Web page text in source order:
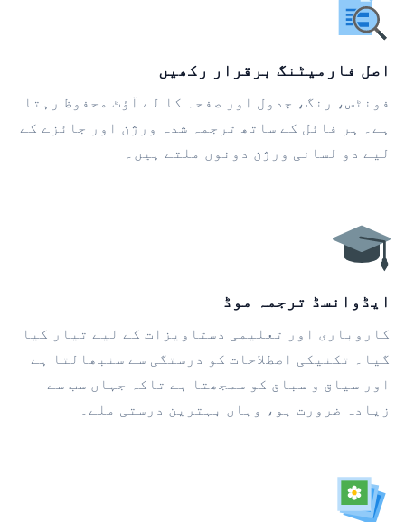
اصل فارمیٹنگ برقرار رکھیں
فونٹس، رنگ، جدول اور صفحہ کا لے آؤٹ محفوظ رہتا
ہے۔ ہر فائل کے ساتھ ترجمہ شدہ ورژن اور جائزے کے
لیے دو لسانی ورژن دونوں ملتے ہیں۔
ایڈوانسڈ ترجمہ موڈ
کاروباری اور تعلیمی دستاویزات کے لیے تیار کیا
گیا۔ تکنیکی اصطلاحات کو درستگی سے سنبھالتا ہے
اور سیاق و سباق کو سمجھتا ہے تاکہ جہاں سب سے
زیادہ ضرورت ہو، وہاں بہترین درستی ملے۔